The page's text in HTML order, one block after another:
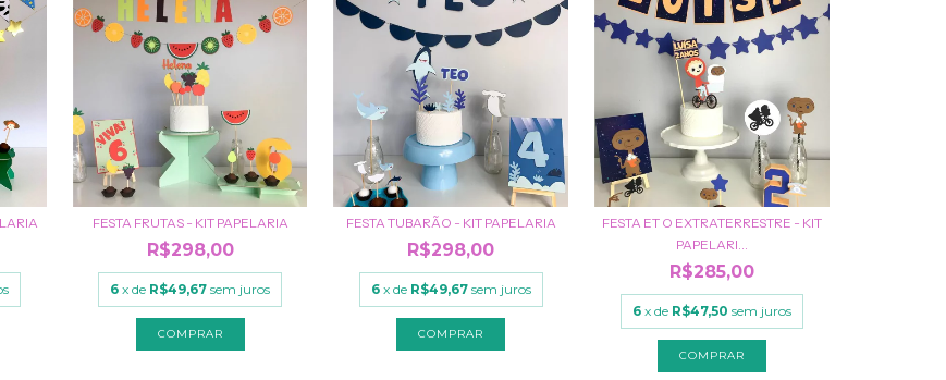
FESTA FRUTAS - KIT PAPELARIA
R$298,00
6 x de R$49,67 sem juros
FESTA TUBARÃO - KIT PAPELARIA
R$298,00
6 x de R$49,67 sem juros
COMPRAR
FESTA ET O EXTRATERRESTRE - KIT
PAPELARI...
R$285,00
6 x de R$47,50 sem juros